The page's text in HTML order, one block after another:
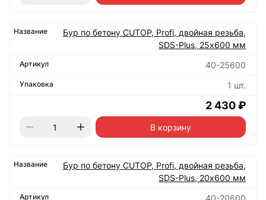
Бур по бетону CUTOP, Profi, двойная резьба,
SDS-Plus, 25х600 мм
40-25600
1 шт.
2 430 ₽
В корзину
Бур по бетону CUTOP, Profi, двойная резьба,
SDS-Plus, 20х600 мм